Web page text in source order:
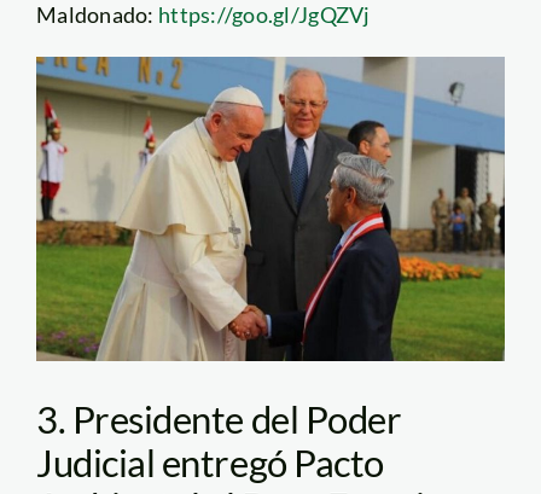
Maldonado: https://goo.gl/JgQZVj
3. Presidente del Poder
Judicial entregó Pacto